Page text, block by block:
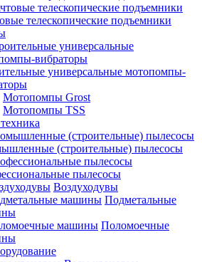
телескопические подъемники
универсальные мотопомпы-
Мотопомпы Grost
Мотопомпы TSS
(строительные) пылесосы
пылесосы
Воздуходувы
Подметальные
Поломоечные